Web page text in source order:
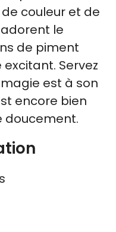
couleur et de
le
de piment
Servez
est à son
encore bien
doucement.